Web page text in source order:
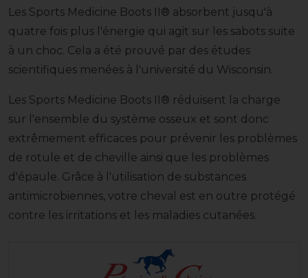
Les Sports Medicine Boots II® absorbent jusqu'à
quatre fois plus l'énergie qui agit sur les sabots suite
à un choc. Cela a été prouvé par des études
scientifiques menées à l'université du Wisconsin.
Les Sports Medicine Boots II® réduisent la charge
sur l'ensemble du système osseux et sont donc
extrêmement efficaces pour prévenir les problèmes
de rotule et de cheville ainsi que les problèmes
d'épaule. Grâce à l'utilisation de substances
antimicrobiennes, votre cheval est en outre protégé
contre les irritations et les maladies cutanées.